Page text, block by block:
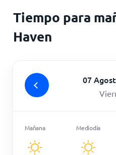
Tiempo para
Haven
07
Mañana Mediodía